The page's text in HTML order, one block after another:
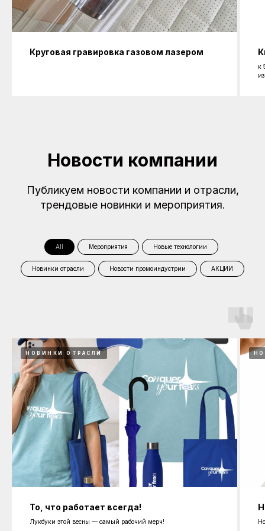
Круговая гравировка газовом лазером
к
Новости компании
Публикуем новости компании и отрасли,
трендовые новинки и мероприятия.
All Мероприятия Новые технологии
Новинки отрасли Новости промоиндустрии АКЦИИ
НОВИНКИ ОТРАСЛИ
То, что работает всегда!
Лукбуки этой весны — самый рабочий мерч!